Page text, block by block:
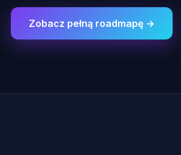
Zobacz pełną roadmapę →